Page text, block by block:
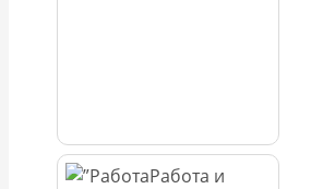
Работа и